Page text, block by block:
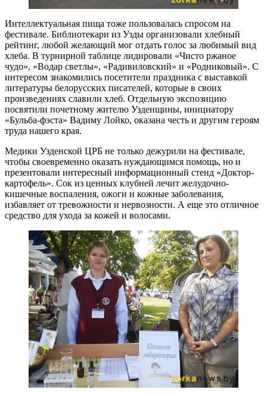
Интеллектуальная пища тоже пользовалась спросом на
фестивале. Библиотекари из Узды организовали хлебный
рейтинг, любой желающий мог отдать голос за любимый вид
хлеба. В турнирной таблице лидировали «Чисто ржаное
чудо», «Водар светлы», «Радивиловский» и «Родниковый». С
интересом знакомились посетители праздника с выставкой
литературы белорусских писателей, которые в своих
произведениях славили хлеб. Отдельную экспозицию
посвятили почетному жителю Узденщины, инициатору
«Бульба-фэста» Вадиму Лойко, оказана честь и другим героям
труда нашего края.
Медики Узденской ЦРБ не только дежурили на фестивале,
чтобы своевременно оказать нуждающимся помощь, но и
презентовали интересный информационный стенд «Доктор-
картофель». Сок из ценных клубней лечит желудочно-
кишечные воспаления, ожоги и кожные заболевания,
избавляет от тревожности и нервозности. А еще это отличное
средство для ухода за кожей и волосами.